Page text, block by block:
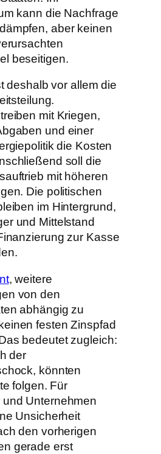
kann die Nachfrage
aber keinen
beseitigen.
deshalb vor allem die
mit Kriegen,
und einer
die Kosten
soll die
mit höheren
Die politischen
im Hintergrund,
und Mittelstand
zur Kasse
, weitere
von den
abhängig zu
festen Zinspfad
bedeutet zugleich:
der
könnten
folgen. Für
Unternehmen
Unsicherheit
den vorherigen
gerade erst